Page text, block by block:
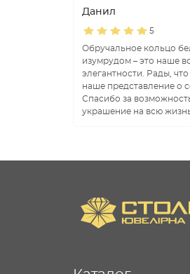
Данил
5
Обручальное кольцо
изумрудом – это наше
элегантности. Рады,
наше представление о
Спасибо за
украшение на всю